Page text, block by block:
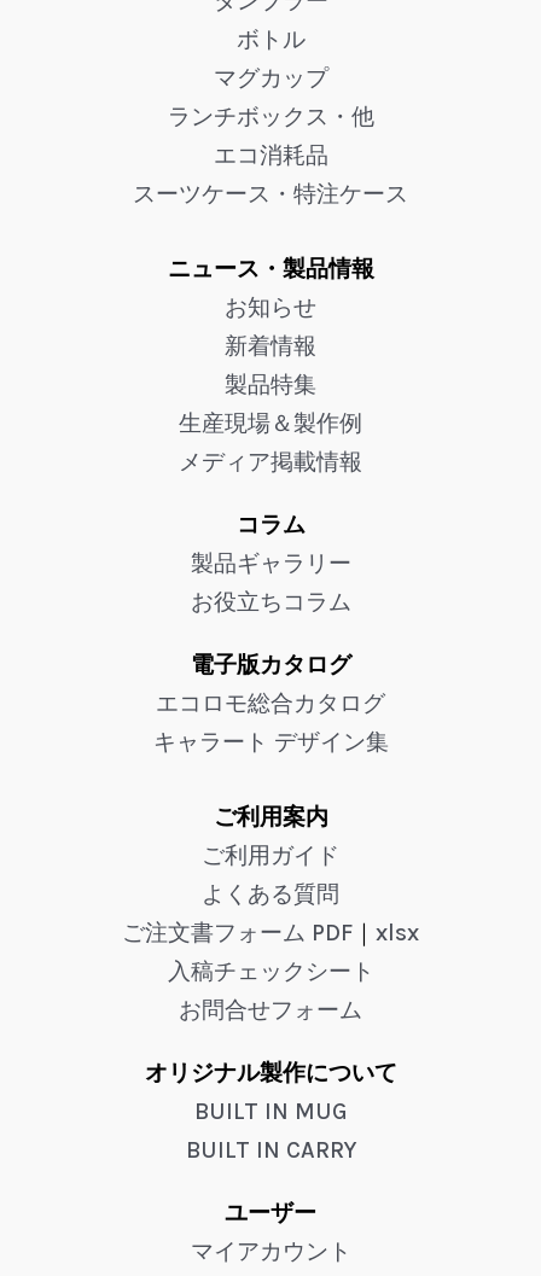
ボトル
マグカップ
ランチボックス・他
エコ消耗品
スーツケース・特注ケース
ニュース・製品情報
お知らせ
新着情報
製品特集
生産現場＆製作例
メディア掲載情報
コラム
製品ギャラリー
お役立ちコラム
電子版カタログ
エコロモ総合カタログ
キャラート デザイン集
ご利用案内
ご利用ガイド
よくある質問
ご注文書フォーム PDF ｜ xlsx
入稿チェックシート
お問合せフォーム
オリジナル製作について
BUILT IN MUG
BUILT IN CARRY
ユーザー
マイアカウント